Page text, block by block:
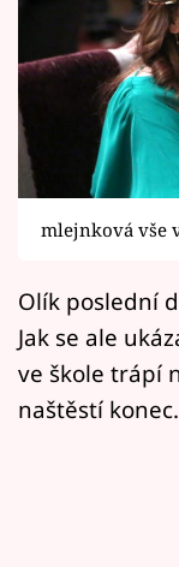
Horoskopy
Sledujte
Filmový
Přihlášení
mlejnková vše
Olík poslední
Jak se ale
ve škole trápí
naštěstí